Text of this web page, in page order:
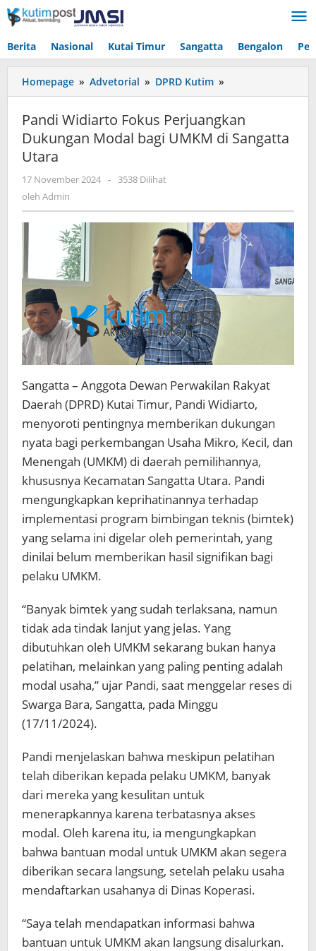
Lewati
ke
Berita Nasional Kutai Timur Sangatta Bengalon
Homepage » Advetorial » DPRD Kutim »
Widiarto
Perjuangkan
Dukungan
Sangatta
Utara
Pandi Widiarto Fokus Perjuangkan
Dukungan Modal bagi UMKM di Sangatta
Utara
17 November 2024 oleh
- 3538 Dilihat
oleh Admin
Sangatta – Anggota Dewan Perwakilan Rakyat
Daerah (DPRD) Kutai Timur, Pandi Widiarto,
menyoroti pentingnya memberikan dukungan
nyata bagi perkembangan Usaha Mikro, Kecil, dan
Menengah (UMKM) di daerah pemilihannya,
khususnya Kecamatan Sangatta Utara. Pandi
mengungkapkan keprihatinannya terhadap
implementasi program bimbingan teknis (bimtek)
yang selama ini digelar oleh pemerintah, yang
dinilai belum memberikan hasil signifikan bagi
pelaku UMKM.
“Banyak bimtek yang sudah terlaksana, namun
tidak ada tindak lanjut yang jelas. Yang
dibutuhkan oleh UMKM sekarang bukan hanya
pelatihan, melainkan yang paling penting adalah
modal usaha,” ujar Pandi, saat menggelar reses di
Swarga Bara, Sangatta, pada Minggu
(17/11/2024).
Pandi menjelaskan bahwa meskipun pelatihan
telah diberikan kepada pelaku UMKM, banyak
dari mereka yang kesulitan untuk
menerapkannya karena terbatasnya akses
modal. Oleh karena itu, ia mengungkapkan
bahwa bantuan modal untuk UMKM akan segera
diberikan secara langsung, setelah pelaku usaha
mendaftarkan usahanya di Dinas Koperasi.
“Saya telah mendapatkan informasi bahwa
bantuan untuk UMKM akan langsung disalurkan.